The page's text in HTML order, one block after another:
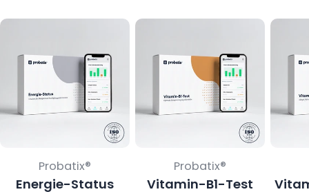
Verkäufer:
Probatix®
Energie-Status
Verkäufer:
Probatix®
Vitamin-B1-Test